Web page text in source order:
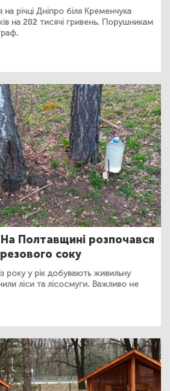
річці Дніпро біля Кременчука
на 202 тисячі гривень. Порушникам
На Полтавщині розпочався
соку
року у рік добувають живильну
ліси та лісосмуги. Важливо не